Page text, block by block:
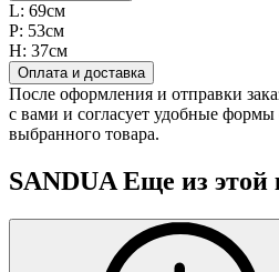
L: 69см
P: 53см
H: 37см
Оплата и доставка
После оформления и отправки
с вами и согласует удобные
выбранного товара.
SANDUA Еще из этой